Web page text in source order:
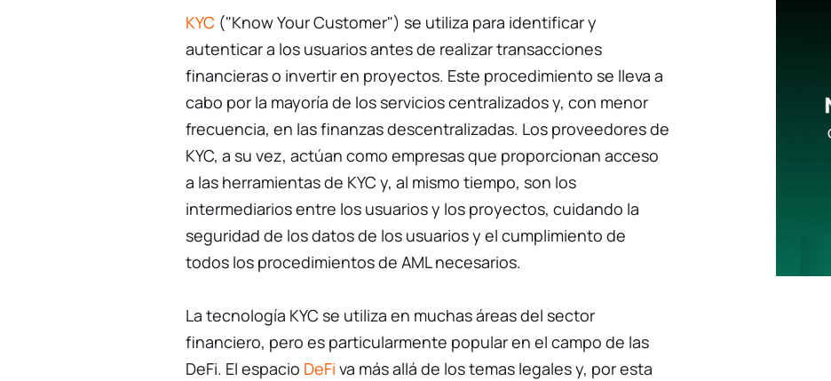
KYC ("Know Your Customer") se utiliza para identificar y
autenticar a los usuarios antes de realizar transacciones
financieras o invertir en proyectos. Este procedimiento se lleva a
cabo por la mayoría de los servicios centralizados y, con menor
frecuencia, en las finanzas descentralizadas. Los proveedores de
KYC, a su vez, actúan como empresas que proporcionan acceso
a las herramientas de KYC y, al mismo tiempo, son los
intermediarios entre los usuarios y los proyectos, cuidando la
seguridad de los datos de los usuarios y el cumplimiento de
todos los procedimientos de AML necesarios.
La tecnología KYC se utiliza en muchas áreas del sector
financiero, pero es particularmente popular en el campo de las
DeFi. El espacio DeFi va más allá de los temas legales y, por esta